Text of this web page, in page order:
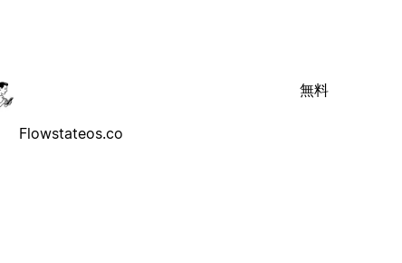
Flowstateos.co
無料